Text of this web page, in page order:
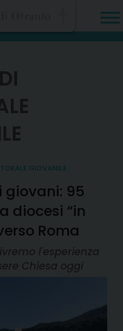
GIOVANILE
giovani: 95
diocesi “in
Roma
l'esperienza
Chiesa oggi